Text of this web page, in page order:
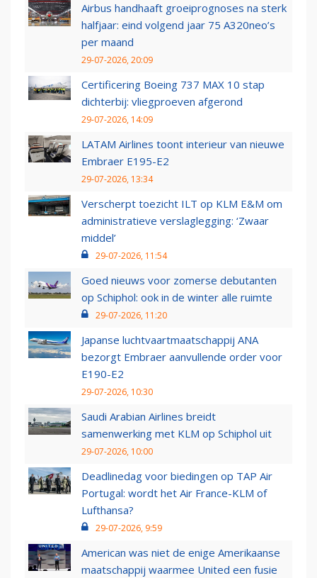
Airbus handhaaft groeiprognoses na sterk
halfjaar: eind volgend jaar 75 A320neo’s
per maand
29-07-2026, 20:09
Certificering Boeing 737 MAX 10 stap
dichterbij: vliegproeven afgerond
29-07-2026, 14:09
LATAM Airlines toont interieur van nieuwe
Embraer E195-E2
29-07-2026, 13:34
Verscherpt toezicht ILT op KLM E&M om
administratieve verslaglegging: ‘Zwaar
middel’
29-07-2026, 11:54
Goed nieuws voor zomerse debutanten
op Schiphol: ook in de winter alle ruimte
29-07-2026, 11:20
Japanse luchtvaartmaatschappij ANA
bezorgt Embraer aanvullende order voor
E190-E2
29-07-2026, 10:30
Saudi Arabian Airlines breidt
samenwerking met KLM op Schiphol uit
29-07-2026, 10:00
Deadlinedag voor biedingen op TAP Air
Portugal: wordt het Air France-KLM of
Lufthansa?
29-07-2026, 9:59
American was niet de enige Amerikaanse
maatschappij waarmee United een fusie